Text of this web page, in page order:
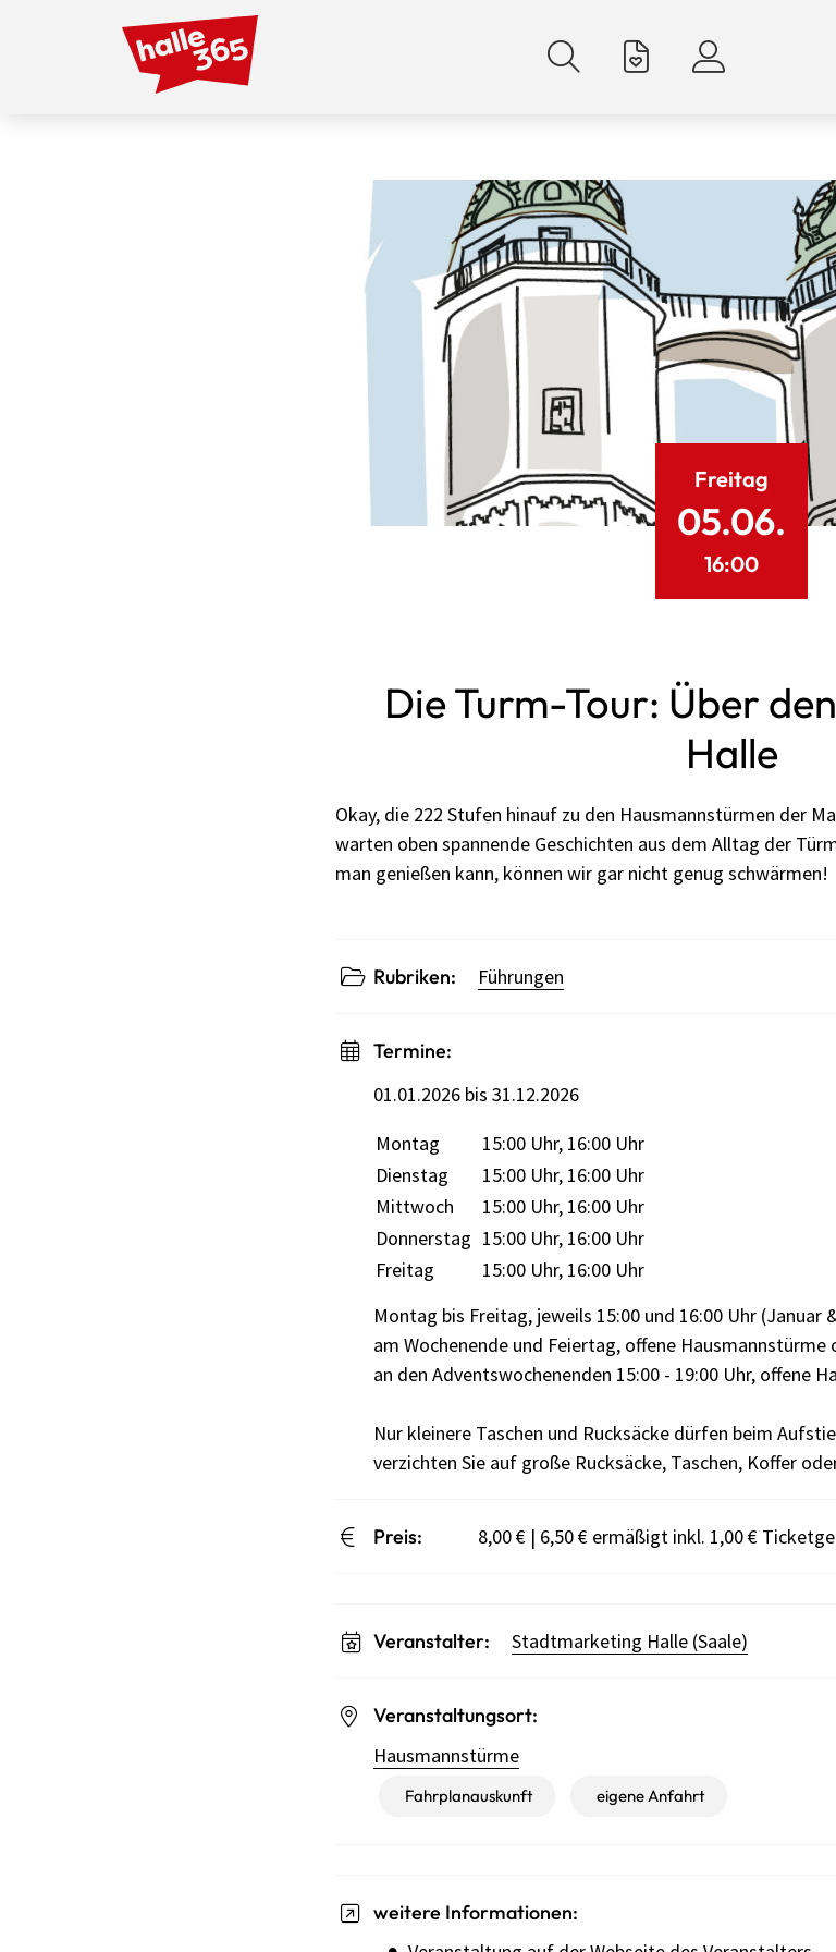
Freitag
05.06.
16:00
Die Turm-Tour: Über
Halle
Okay, die 222 Stufen hinauf zu den Hausmannstürmen der
warten oben spannende Geschichten aus dem Alltag der
man genießen kann, können wir gar nicht genug schwärmen!
Rubriken: Führungen
Termine:
01.01.2026 bis 31.12.2026
Wochentag
Öffnungszeiten
Montag
15:00 Uhr, 16:00 Uhr
Dienstag
15:00 Uhr, 16:00 Uhr
Mittwoch
15:00 Uhr, 16:00 Uhr
Donnerstag 15:00 Uhr, 16:00 Uhr
Freitag
15:00 Uhr, 16:00 Uhr
Montag bis Freitag, jeweils 15:00 und 16:00 Uhr (Januar
am Wochenende und Feiertag, offene Hausmannstürme
an den Adventswochenenden 15:00 - 19:00 Uhr, offene
Nur kleinere Taschen und Rucksäcke dürfen beim
verzichten Sie auf große Rucksäcke, Taschen, Koffer
Preis: 8,00 € | 6,50 € ermäßigt inkl. 1,00 €
Veranstalter: Stadtmarketing Halle (Saale)
Veranstaltungsort:
Hausmannstürme
Fahrplanauskunft eigene Anfahrt
weitere Informationen: